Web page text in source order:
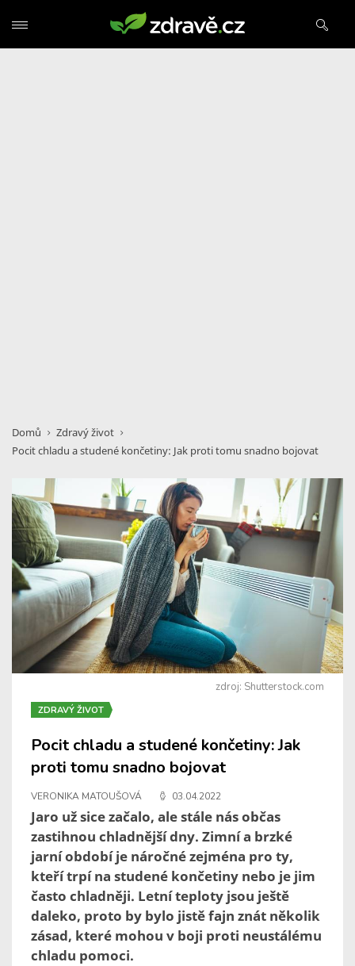
Domů
Zdravý život
Pocit chladu a studené končetiny: Jak proti tomu snadno bojovat
zdroj: Shutterstock.com
ZDRAVÝ ŽIVOT
Pocit chladu a studené končetiny: Jak
proti tomu snadno bojovat
VERONIKA MATOUŠOVÁ 03.04.2022
Jaro už sice začalo, ale stále nás občas
zastihnou chladnější dny. Zimní a brzké
jarní období je náročné zejména pro ty,
kteří trpí na studené končetiny nebo je jim
často chladněji. Letní teploty jsou ještě
daleko, proto by bylo jistě fajn znát několik
zásad, které mohou v boji proti neustálému
chladu pomoci.